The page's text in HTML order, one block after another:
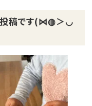
投稿です(⋈◍＞◡